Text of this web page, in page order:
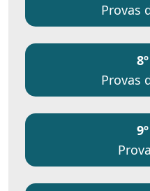
Provas
Provas